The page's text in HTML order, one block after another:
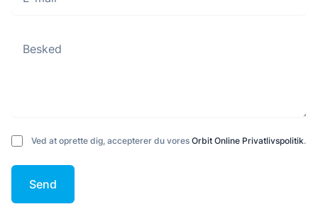
Ved at oprette dig, accepterer du vores Orbit Online Privatlivspolitik.
Send